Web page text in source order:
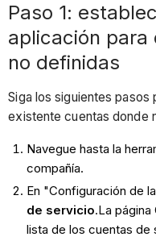
Paso 1:
aplicación para
no definidas
Siga los siguientes pasos
existente cuentas donde
Navegue hasta la
compañía.
En "Configuración de
de servicio.La
lista de los cuentas de